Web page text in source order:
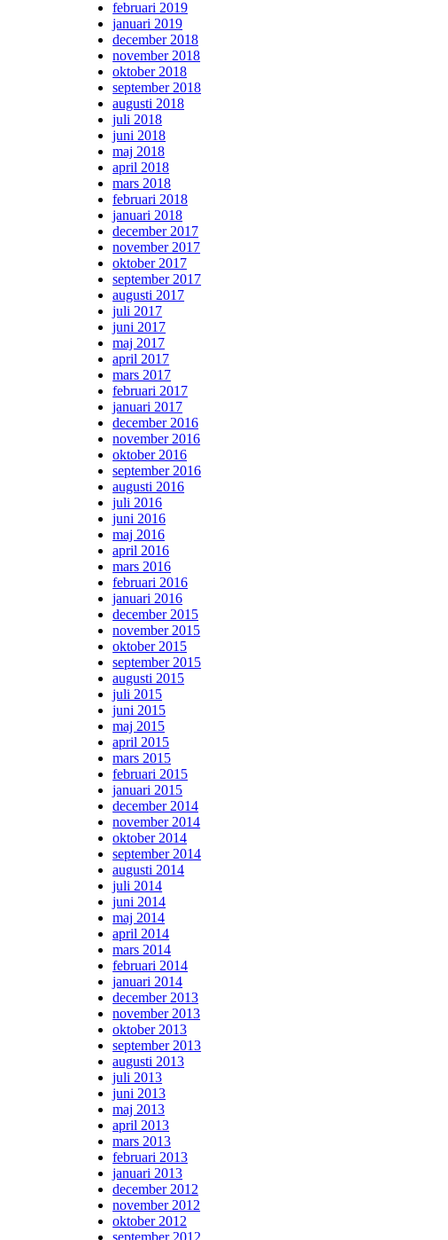
februari 2019
januari 2019
december 2018
november 2018
oktober 2018
september 2018
augusti 2018
juli 2018
juni 2018
maj 2018
april 2018
mars 2018
februari 2018
januari 2018
december 2017
november 2017
oktober 2017
september 2017
augusti 2017
juli 2017
juni 2017
maj 2017
april 2017
mars 2017
februari 2017
januari 2017
december 2016
november 2016
oktober 2016
september 2016
augusti 2016
juli 2016
juni 2016
maj 2016
april 2016
mars 2016
februari 2016
januari 2016
december 2015
november 2015
oktober 2015
september 2015
augusti 2015
juli 2015
juni 2015
maj 2015
april 2015
mars 2015
februari 2015
januari 2015
december 2014
november 2014
oktober 2014
september 2014
augusti 2014
juli 2014
juni 2014
maj 2014
april 2014
mars 2014
februari 2014
januari 2014
december 2013
november 2013
oktober 2013
september 2013
augusti 2013
juli 2013
juni 2013
maj 2013
april 2013
mars 2013
februari 2013
januari 2013
december 2012
november 2012
oktober 2012
september 2012